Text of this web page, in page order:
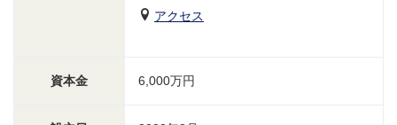
アクセス
資本金 6,000万円